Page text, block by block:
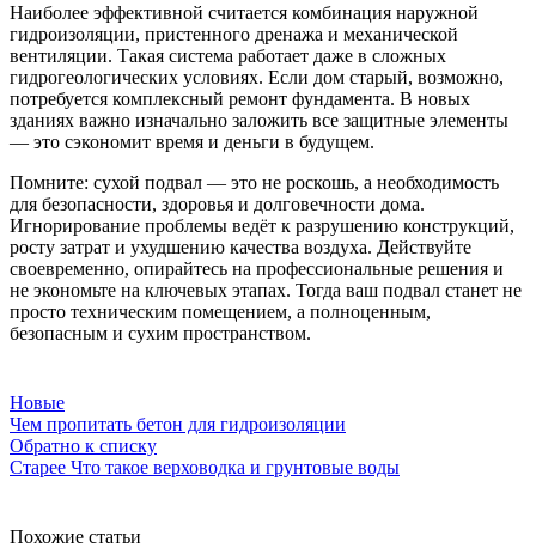
Наиболее эффективной считается комбинация наружной
гидроизоляции, пристенного дренажа и механической
вентиляции. Такая система работает даже в сложных
гидрогеологических условиях. Если дом старый, возможно,
потребуется комплексный ремонт фундамента. В новых
зданиях важно изначально заложить все защитные элементы
— это сэкономит время и деньги в будущем.
Помните: сухой подвал — это не роскошь, а необходимость
для безопасности, здоровья и долговечности дома.
Игнорирование проблемы ведёт к разрушению конструкций,
росту затрат и ухудшению качества воздуха. Действуйте
своевременно, опирайтесь на профессиональные решения и
не экономьте на ключевых этапах. Тогда ваш подвал станет не
просто техническим помещением, а полноценным,
безопасным и сухим пространством.
Новые
Чем пропитать бетон для гидроизоляции
Обратно к списку
Старее Что такое верховодка и грунтовые воды
Похожие статьи